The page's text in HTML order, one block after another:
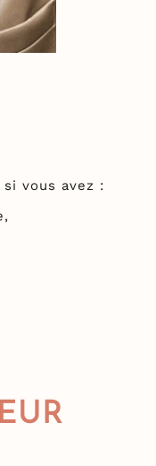
vous avez :